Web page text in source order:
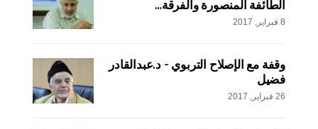
الطائفة المنصورة والفرقة…
8 فبراير, 2017
وقفة مع الإصلاح التربوي – د.عبدالقادر
فضيل
26 فبراير, 2017